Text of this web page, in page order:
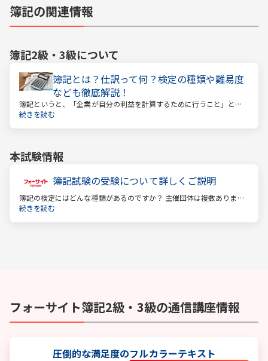
簿記の関連情報
簿記2級・3級について
簿記とは？仕訳って何？検定の種類や難易度
なども徹底解説！
簿記というと、「企業が自分の利益を計算するために行うこと」とい
うイメージがあるかもしれません。しかし、それはほんの一側面に過
続きを読む
本試験情報
簿記試験の受験について詳しくご説明
簿記の検定にはどんな種類があるのですか？ 主催団体は複数ありま
す。 もっとも評価の高い「日商検定」をお薦めします。
続きを読む
フォーサイト簿記2級・3級の通信講座情報
圧倒的な満足度のフルカラーテキスト